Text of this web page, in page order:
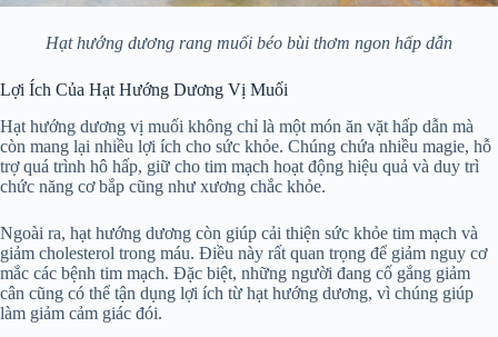
Hạt hướng dương rang muối béo bùi thơm ngon hấp dẫn
Lợi Ích Của Hạt Hướng Dương Vị Muối
Hạt hướng dương vị muối không chỉ là một món ăn vặt hấp dẫn mà
còn mang lại nhiều lợi ích cho sức khỏe. Chúng chứa nhiều magie, hỗ
trợ quá trình hô hấp, giữ cho tim mạch hoạt động hiệu quả và duy trì
chức năng cơ bắp cũng như xương chắc khỏe.
Ngoài ra, hạt hướng dương còn giúp cải thiện sức khỏe tim mạch và
giảm cholesterol trong máu. Điều này rất quan trọng để giảm nguy cơ
mắc các bệnh tim mạch. Đặc biệt, những người đang cố gắng giảm
cân cũng có thể tận dụng lợi ích từ hạt hướng dương, vì chúng giúp
làm giảm cảm giác đói.